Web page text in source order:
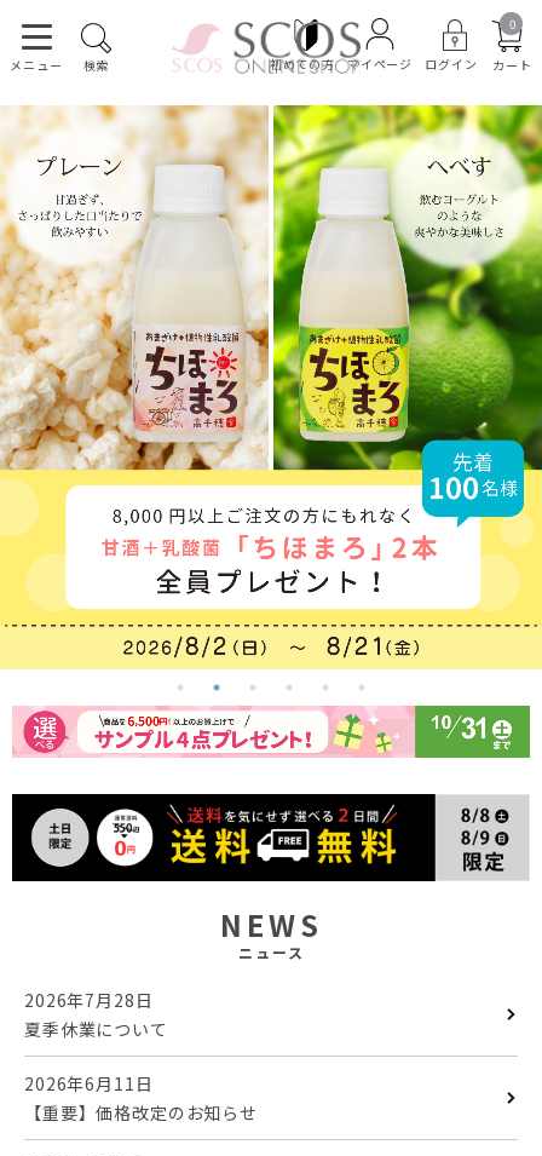
メニュー 検索 初めての方 マイページ ログイン
0
カート
NEWS
ニュース
2026年7月28日
夏季休業について
2026年6月11日
【重要】価格改定のお知らせ